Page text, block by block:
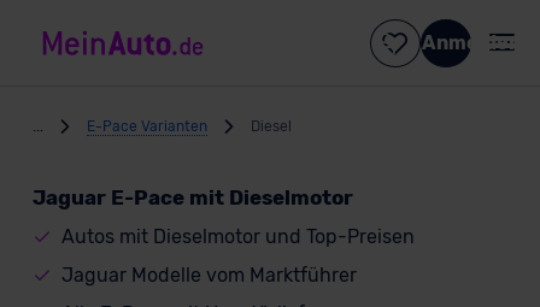
Anmelden
E-Pace Varianten Diesel
Jaguar E-Pace mit Dieselmotor
Autos mit Dieselmotor und Top-Preisen
Jaguar Modelle vom Marktführer